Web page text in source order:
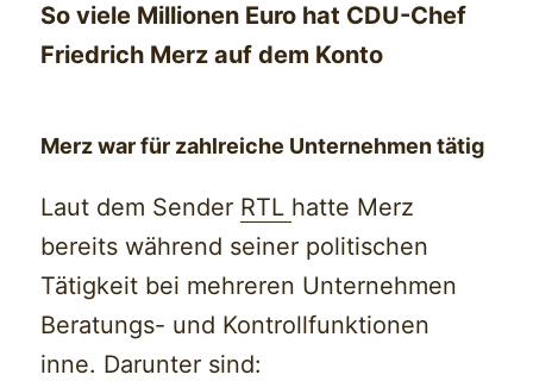
So viele Millionen Euro hat CDU-Chef
Friedrich Merz auf dem Konto
Merz war für zahlreiche Unternehmen tätig
Laut dem Sender RTL hatte Merz
bereits während seiner politischen
Tätigkeit bei mehreren Unternehmen
Beratungs- und Kontrollfunktionen
inne. Darunter sind: